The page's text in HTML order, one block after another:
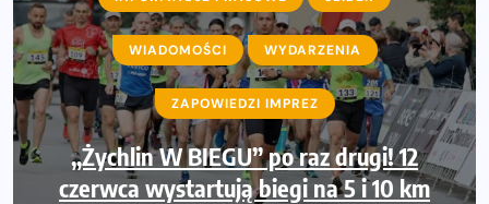
WIADOMOŚCI WYDARZENIA
ZAPOWIEDZI IMPREZ
„Żychlin W BIEGU” po raz drugi! 12
czerwca wystartują biegi na 5 i 10 km